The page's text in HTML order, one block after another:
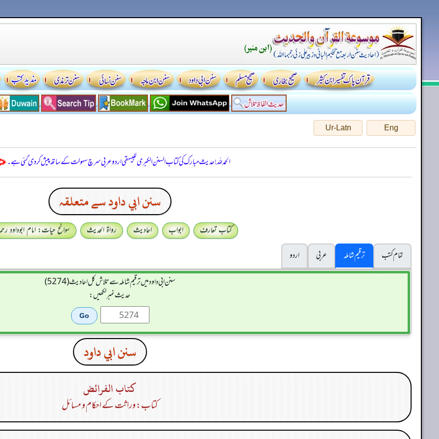
Eng
Ur-Latn
الحمدللہ! حدیث مبارک کی کتاب السنن الكبرى للبيهقي اردو عربی سرچ سہولت کے ساتھ پیش کر دی گئی ہے۔
سنن ابي داود سے متعلقہ
کتاب تعارف ابواب احادیث رواۃ الحدیث
سوانح حیات: امام ابوداود
تمام کتب
ترقیم شاملہ عربی
اردو
سنن ابي داود میں ترقیم شاملہ سے تلاش کل احادیث (5274)
حدیث نمبر لکھیں:
سنن ابي داود
كتاب الفرائض
کتاب: وراثت کے احکام و مسائل